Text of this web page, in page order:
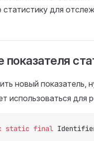
для
показателя
новый показатель,
использоваться для
static final Identifier